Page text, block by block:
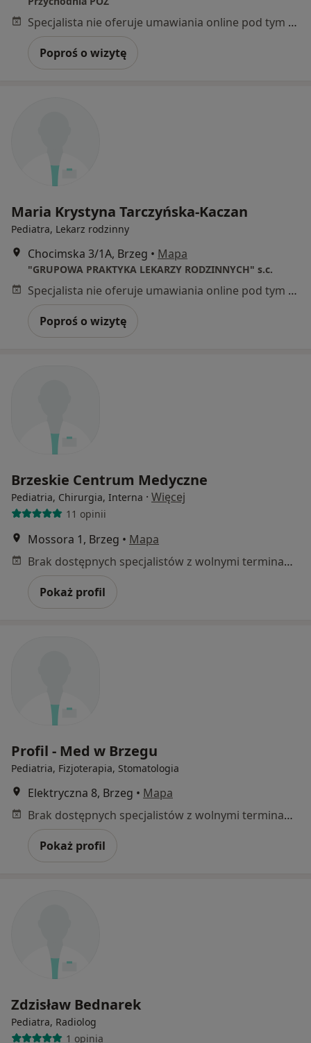
Specjalista nie oferuje umawiania online pod tym adresem.
Poproś o wizytę
Maria Krystyna Tarczyńska-Kaczan
Pediatra, Lekarz rodzinny
Chocimska 3/1A, Brzeg • Mapa
"GRUPOWA PRAKTYKA LEKARZY RODZINNYCH" s.c.
Specjalista nie oferuje umawiania online pod tym adresem.
Poproś o wizytę
Brzeskie Centrum Medyczne
Pediatria, Chirurgia, Interna · Więcej
11 opinii
Mossora 1, Brzeg • Mapa
Brak dostępnych specjalistów z wolnymi terminami w tym centrum medycznym.
Pokaż profil
Profil - Med w Brzegu
Pediatria, Fizjoterapia, Stomatologia
Elektryczna 8, Brzeg • Mapa
Brak dostępnych specjalistów z wolnymi terminami w tym centrum medycznym.
Pokaż profil
Zdzisław Bednarek
Pediatra, Radiolog
1 opinia